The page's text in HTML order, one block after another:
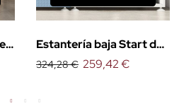
Estantería baja Start de
Emobok
324,28 € 259,42 €